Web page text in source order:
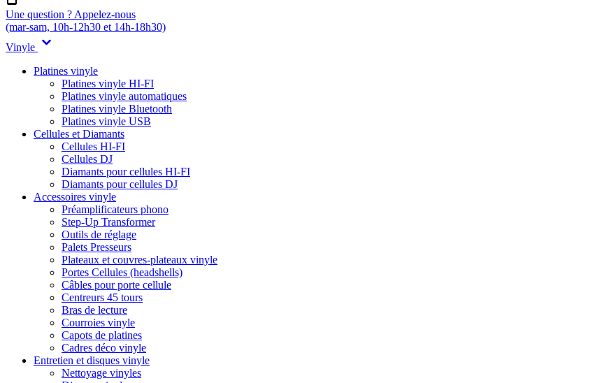
Une question ? Appelez-nous
(mar-sam, 10h-12h30 et 14h-18h30)
Vinyle
Platines vinyle
Platines vinyle HI-FI
Platines vinyle automatiques
Platines vinyle Bluetooth
Platines vinyle USB
Cellules et Diamants
Cellules HI-FI
Cellules DJ
Diamants pour cellules HI-FI
Diamants pour cellules DJ
Accessoires vinyle
Préamplificateurs phono
Step-Up Transformer
Outils de réglage
Palets Presseurs
Plateaux et couvres-plateaux vinyle
Portes Cellules (headshells)
Câbles pour porte cellule
Centreurs 45 tours
Bras de lecture
Courroies vinyle
Capots de platines
Cadres déco vinyle
Entretien et disques vinyle
Nettoyage vinyles